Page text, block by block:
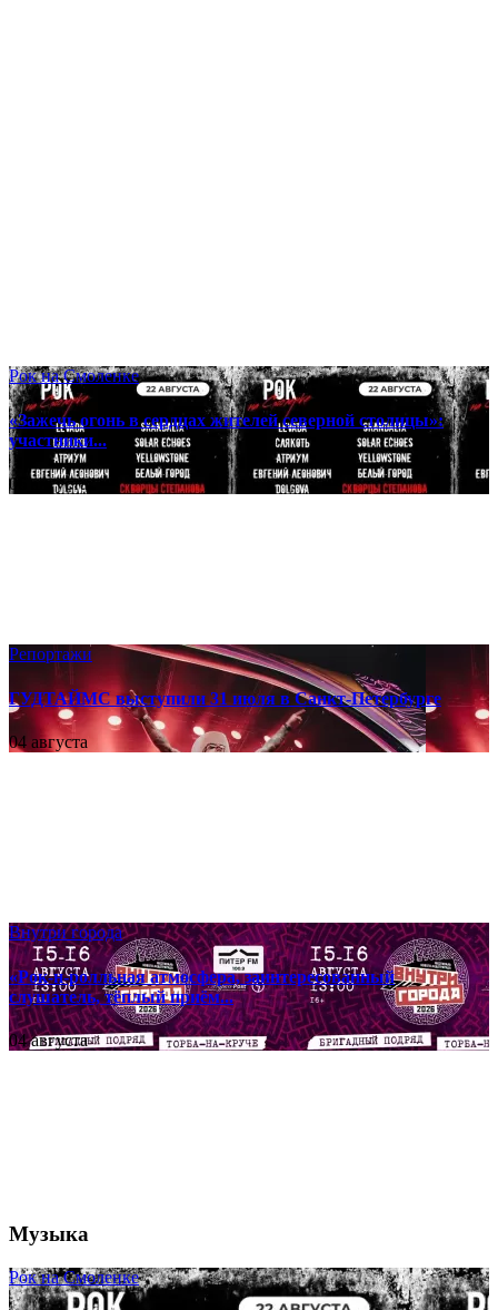
Рок на Смоленке
«Зажечь огонь в сердцах жителей северной столицы»:
участники...
06 августа
Репортажи
ГУДТАЙМС выступили 31 июля в Санкт-Петербурге
04 августа
Внутри города
«Рок-н-ролльная атмосфера, заинтересованный
слушатель, тёплый приём...
04 августа
Музыка
Рок на Смоленке